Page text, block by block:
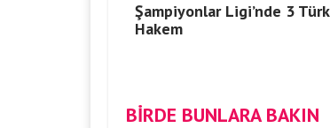
Şampiyonlar Ligi’nde 3 Türk
Hakem
BİRDE BUNLARA BAKIN